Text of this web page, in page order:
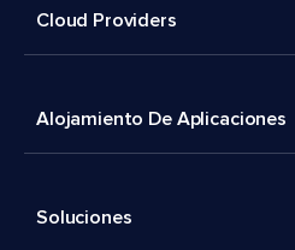
Cloud Providers
Alojamiento De Aplicaciones
Soluciones